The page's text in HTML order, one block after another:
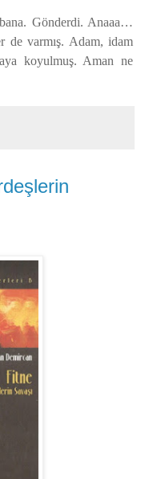
Gönderdi. Anaaa…
de varmış. Adam, idam
koyulmuş. Aman ne